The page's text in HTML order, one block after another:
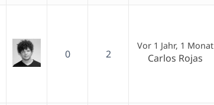
0 2
Vor 1 Jahr, 1 Monat
Carlos Rojas